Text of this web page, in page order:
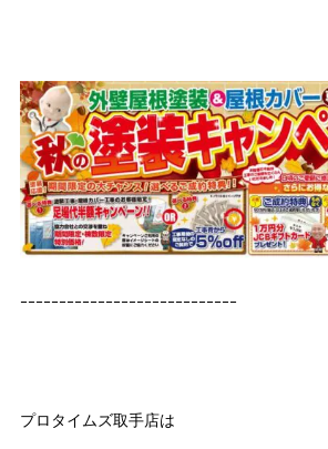
ｰｰｰｰｰｰｰｰｰｰｰｰｰｰｰｰｰｰｰｰｰｰｰｰｰｰｰｰ
プロタイムズ取手店は